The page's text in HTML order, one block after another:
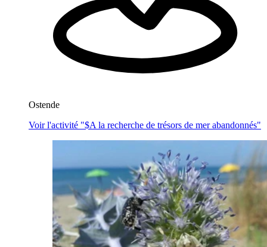
Ostende
Voir l'activité "$A la recherche de trésors de mer abandonnés"